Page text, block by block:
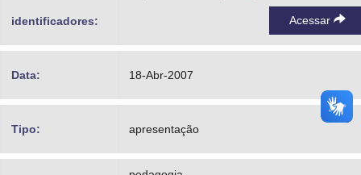
identificadores: Acessar
Data: 18-Abr-2007
Tipo: apresentação